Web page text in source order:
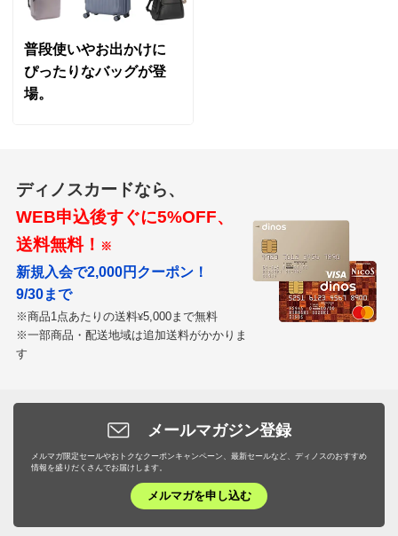
普段使いやお出かけに
ぴったりなバッグが登
場。
ディノスカードなら、
WEB申込後すぐに5%OFF、
送料無料！ ※
新規入会で2,000円クーポン！
9/30まで
※商品1点あたりの送料¥5,000まで無料
※一部商品・配送地域は追加送料がかかりま
す
メールマガジン登録
メルマガ限定セールやおトクなクーポンキャンペーン、最新セールなど、ディノスのおすすめ
情報を盛りだくさんでお届けします。
メルマガを申し込む